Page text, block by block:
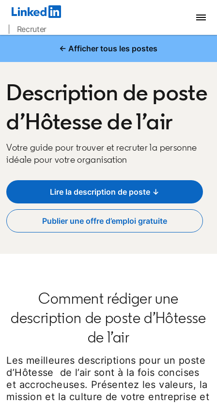
| Recruter
← Afficher tous les postes
Description de poste
d’Hôtesse de l’air
Votre guide pour trouver et recruter la personne
idéale pour votre organisation
Lire la description de poste ↓
Publier une offre d’emploi gratuite
opens in a new tab
Comment rédiger une
description de poste d’Hôtesse
de l’air
Les meilleures descriptions pour un poste
d’Hôtesse de l’air sont à la fois concises
et accrocheuses. Présentez les valeurs, la
mission et la culture de votre entreprise et